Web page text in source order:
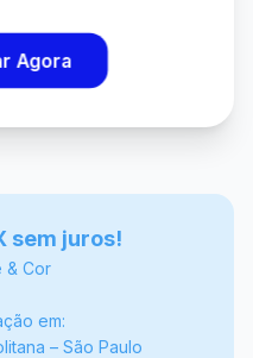
Agora
sem juros!
& Cor
em:
– São Paulo